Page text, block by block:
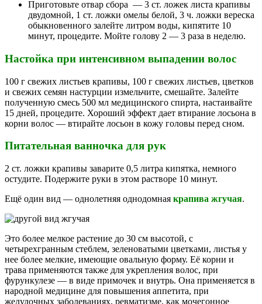
Приготовьте отвар сбора — 3 ст. ложек листа крапивы
двудомной, 1 ст. ложки омелы белой, 3 ч. ложки вереска
обыкновенного залейте литром воды, кипятите 10
минут, процедите. Мойте голову 2 — 3 раза в неделю.
Настойка при интенсивном выпадении волос
100 г свежих листьев крапивы, 100 г свежих листьев, цветков
и свежих семян настурции измельчите, смешайте. Залейте
полученную смесь 500 мл медицинского спирта, настаивайте
15 дней, процедите. Хороший эффект дает втирание лосьона в
корни волос — втирайте лосьон в кожу головы перед сном.
Питательная ванночка для рук
2 ст. ложки крапивы заварите 0,5 литра кипятка, немного
остудите. Подержите руки в этом растворе 10 минут.
Ещё один вид — однолетняя однодомная крапива жгучая.
Это более мелкое растение до 30 см высотой, с
четырехгранным стеблем, зеленоватыми цветками, листья у
нее более мелкие, имеющие овальную форму. Её корни и
трава применяются также для укрепления волос, при
фурункулезе — в виде примочек и внутрь. Она применяется в
народной медицине для повышения аппетита, при
желудочных заболеваниях, ревматизме, как мочегонное